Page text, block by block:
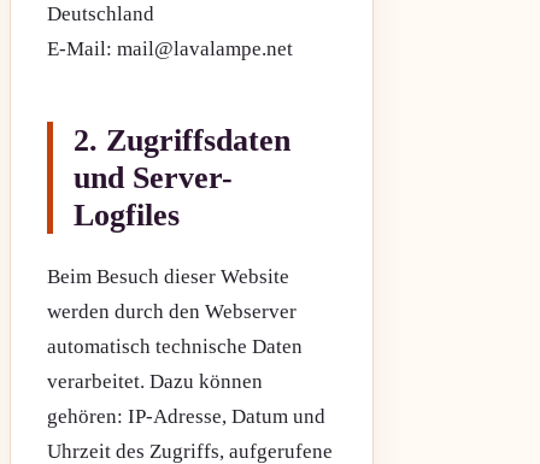
Deutschland
E-Mail: mail@lavalampe.net
2. Zugriffsdaten
und Server-
Logfiles
Beim Besuch dieser Website
werden durch den Webserver
automatisch technische Daten
verarbeitet. Dazu können
gehören: IP-Adresse, Datum und
Uhrzeit des Zugriffs, aufgerufene